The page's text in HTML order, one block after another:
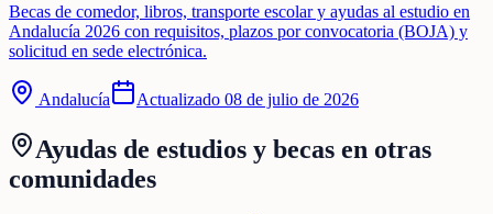
Becas de comedor, libros, transporte escolar y ayudas al estudio en
Andalucía 2026 con requisitos, plazos por convocatoria (BOJA) y
solicitud en sede electrónica.
Andalucía Actualizado 08 de julio de 2026
Ayudas de estudios y becas en otras
comunidades